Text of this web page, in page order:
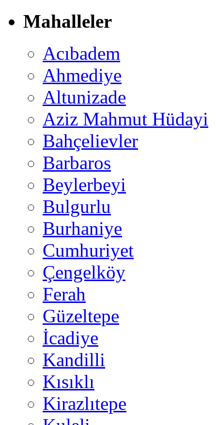
Mahalleler
Acıbadem
Ahmediye
Altunizade
Aziz Mahmut Hüdayi
Bahçelievler
Barbaros
Beylerbeyi
Bulgurlu
Burhaniye
Cumhuriyet
Çengelköy
Ferah
Güzeltepe
İcadiye
Kandilli
Kısıklı
Kirazlıtepe